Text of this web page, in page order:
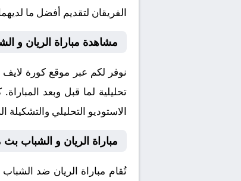
الفريقان لتقديم أفضل ما
مشاهدة مباراة الريان و
نوفر لكم عبر موقع كورة
تحليلية لما قبل وبعد
الاستوديو التحليلي والتشكيلة
مباراة الريان و الشباب